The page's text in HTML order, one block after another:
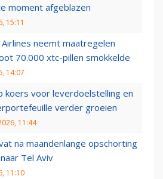
moment afgeblazen
15:11
Airlines neemt maatregelen
70.000 xtc-pillen smokkelde
14:07
koers voor leverdoelstelling en
verder groeien
11:44
na maandenlange opschorting
Tel Aviv
11:10